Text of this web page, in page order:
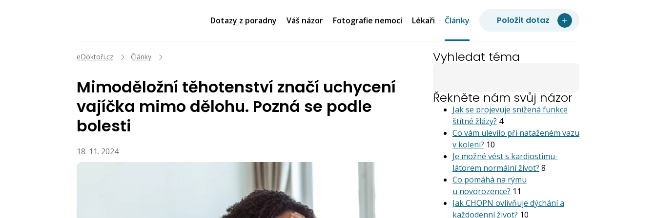
Dotazy z poradny Váš názor Fotografie nemocí Lékaři Články Položit dotaz
eDoktoři.cz Články
Mimoděložní těhotenství značí uchycení
vajíčka mimo dělohu. Pozná se podle
bolesti
18. 11. 2024
Vyhledat téma
Řekněte nám svůj názor
Jak se projevuje snížená funkce
štítné žlázy? 4
Co vám ulevilo při nataženém vazu
v koleni? 10
Je možné vést s kardiostimu­
látorem normální život? 8
Co pomáhá na rýmu
u novorozence? 11
Jak CHOPN ovlivňuje dýchání a
každodenní život? 10